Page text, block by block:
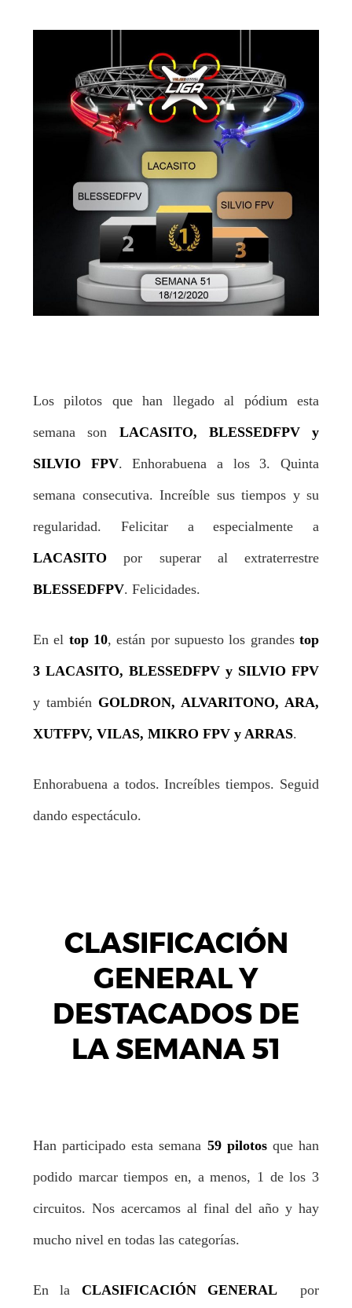
Los pilotos que han llegado al pódium esta
semana son LACASITO, BLESSEDFPV y
SILVIO FPV. Enhorabuena a los 3. Quinta
semana consecutiva. Increíble sus tiempos y su
regularidad. Felicitar a especialmente a
LACASITO por superar al extraterrestre
BLESSEDFPV. Felicidades.
En el top 10, están por supuesto los grandestop
3 LACASITO, BLESSEDFPV y SILVIO FPV
y también GOLDRON, ALVARITONO, ARA,
XUTFPV, VILAS, MIKRO FPV y ARRAS.
Enhorabuena a todos. Increíbles tiempos. Seguid
dando espectáculo.
CLASIFICACIÓN
GENERAL Y
DESTACADOS DE
LA SEMANA 51
Han participado esta semana 59 pilotosque han
podido marcar tiempos en, a menos, 1 de los 3
circuitos. Nos acercamos al final del año y hay
mucho nivel en todas las categorías.
En la CLASIFICACIÓN GENERAL por